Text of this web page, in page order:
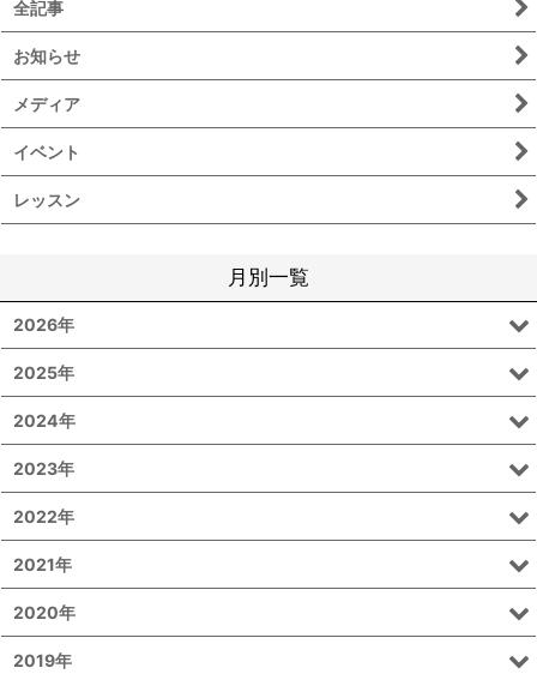
全記事
お知らせ
メディア
イベント
レッスン
月別一覧
2026年
2025年
2024年
2023年
2022年
2021年
2020年
2019年